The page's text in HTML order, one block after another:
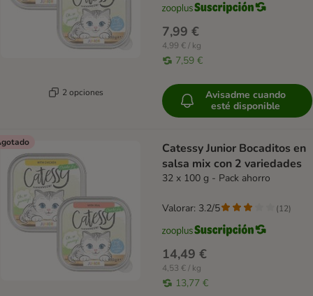
2 opciones
7,99 €
4,99 € / kg
7,59 €
Avisadme cuando
esté disponible
Catessy Junior Bocaditos en
salsa mix con 2 variedades
32 x 100 g - Pack ahorro
14,49 €
4,53 € / kg
13,77 €
Valorar: 3.2/5 (12)